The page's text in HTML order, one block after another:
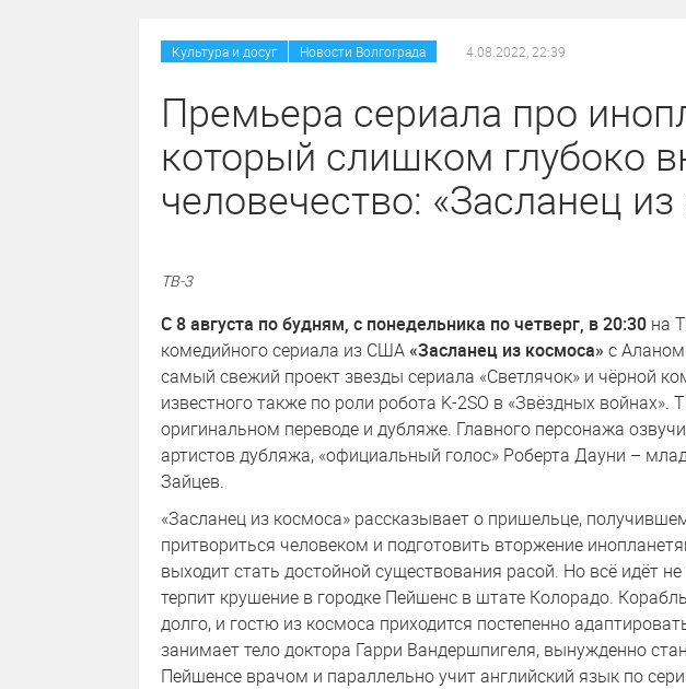
Культура и досуг Новости Волгограда 4.08.2022, 22:39
Премьера сериала про
который слишком глубоко
человечество: «Засланец
ТВ-3
С 8 августа по будням, с понедельника по четверг, в 20:30 на
комедийного сериала из США«Засланец из космоса» с
самый свежий проект звезды сериала «Светлячок» и чёрной
известного также по роли робота K-2SO в «Звёздных войнах».
оригинальном переводе и дубляже. Главного персонажа
артистов дубляжа, «официальный голос» Роберта Дауни –
Зайцев.
«Засланец из космоса» рассказывает о пришельце,
притвориться человеком и подготовить вторжение
выходит стать достойной существования расой. Но всё идёт
терпит крушение в городке Пейшенс в штате Колорадо.
долго, и гостю из космоса приходится постепенно
занимает тело доктора Гарри Вандершпигеля, вынужденно
Пейшенсе врачом и параллельно учит английский язык по